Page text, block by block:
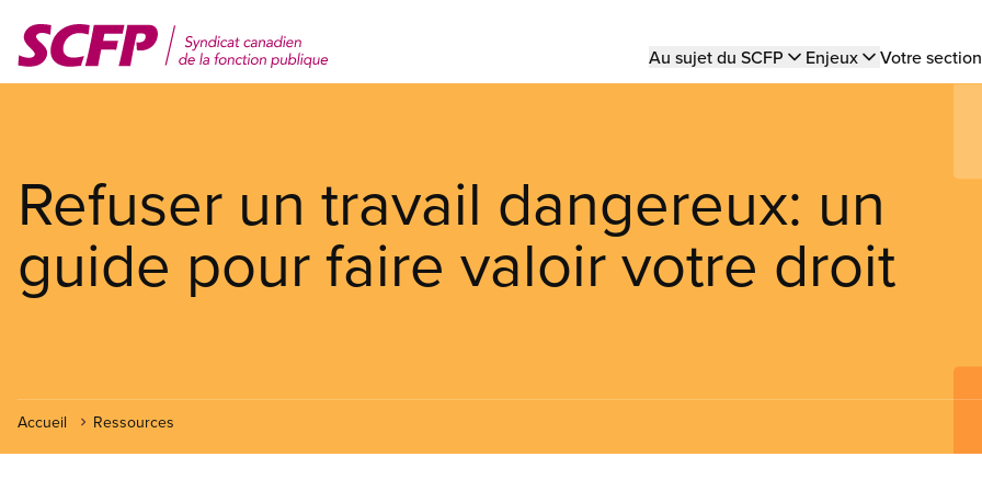
contenu
Main
Au sujet du SCFP Enjeux Votre
Refuser un travail dangereux: un
guide pour faire valoir votre droit
Accueil Ressources